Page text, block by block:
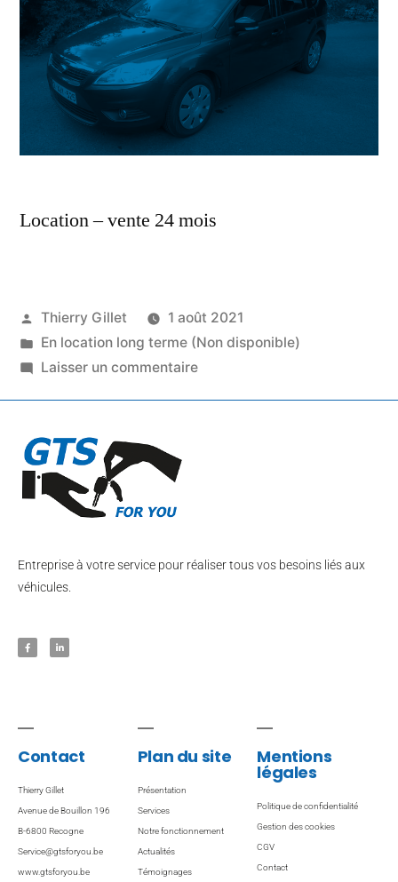
Location – vente 24 mois
Thierry Gillet
1 août 2021
En location long terme (Non disponible)
Laisser un commentaire
Entreprise à votre service pour réaliser tous vos besoins liés aux
véhicules.
Contact
Thierry Gillet
Avenue de Bouillon 196
B-6800 Recogne
Service@gtsforyou.be
www.gtsforyou.be
Plan du site
Présentation
Services
Notre fonctionnement
Actualités
Témoignages
Mentions
légales
Politique de confidentialité
Gestion des cookies
CGV
Contact